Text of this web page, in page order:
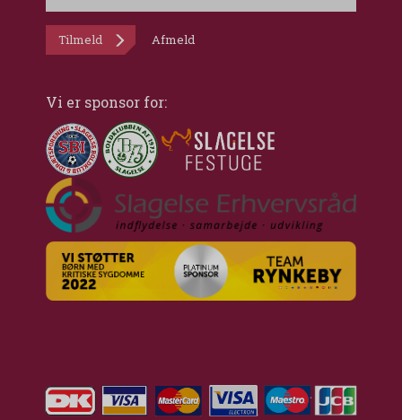
Tilmeld Afmeld
Vi er sponsor for: